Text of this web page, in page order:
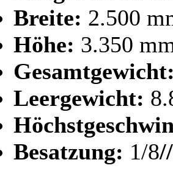
Breite: 2.500
Höhe: 3.350
Leergewicht:
Besatzung: 1/8